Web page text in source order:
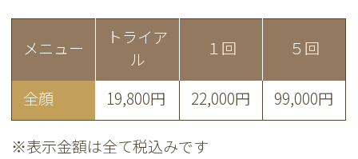
メニュー
トライア
ル
１回 ５回
全顔 19,800円 22,000円 99,000円
※表示金額は全て税込みです